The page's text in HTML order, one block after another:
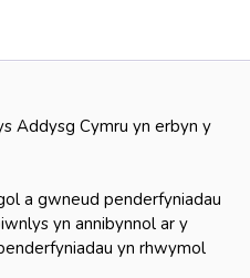
Addysg Cymru yn erbyn y
a gwneud penderfyniadau
yn annibynnol ar y
yn rhwymol